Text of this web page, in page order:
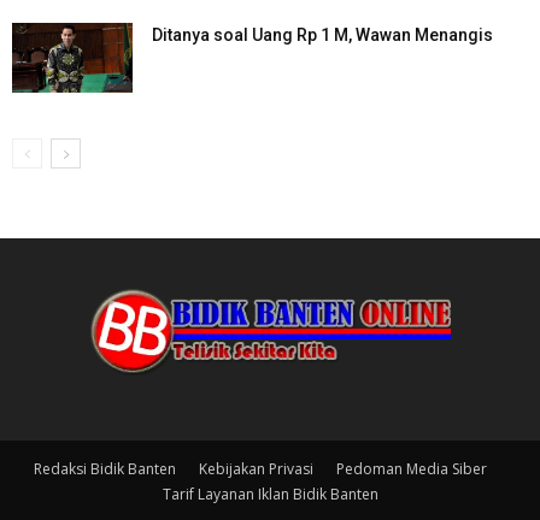
Ditanya soal Uang Rp 1 M, Wawan Menangis
Redaksi Bidik Banten Kebijakan Privasi
Pedoman Media Siber
Tarif Layanan Iklan Bidik Banten